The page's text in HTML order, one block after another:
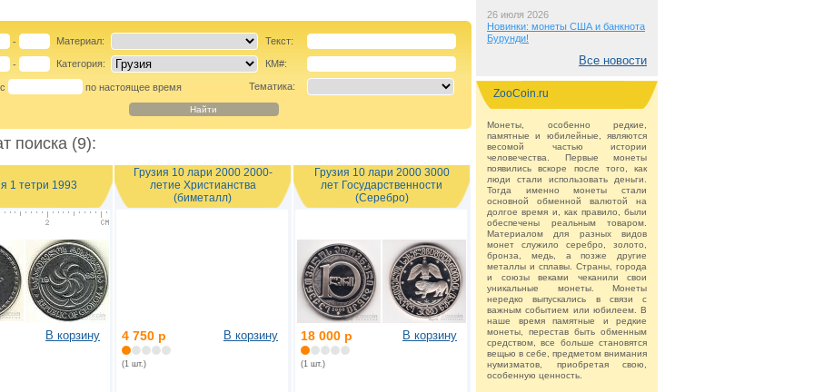
26 июля 2026
Новинки: монеты США и банкнота
Бурунди!
Все новости
ZooCoin.ru
Монеты, особенно редкие,
памятные и юбилейные, являются
весомой частью истории
человечества. Первые монеты
появились вскоре после того, как
люди стали использовать деньги.
Тогда именно монеты стали
основной обменной валютой на
долгое время и, как правило, были
обеспечены реальным товаром.
Материалом для разных видов
монет служило серебро, золото,
бронза, медь, а позже другие
металлы и сплавы. Страны, города
и союзы веками чеканили свои
уникальные монеты. Монеты
нередко выпускались в связи с
важным событием или юбилеем. В
наше время памятные и редкие
монеты, перестав быть обменным
средством, все больше становятся
вещью в себе, предметом внимания
нумизматов, приобретая свою,
особенную ценность.
- Материал: Текст:
- Категория: КМ#:
по настоящее время Тематика:
поиска (9):
1 тетри 1993
В корзину
Грузия 10 лари 2000 2000-
летие Христианства
(биметалл)
4 750 р
(1 шт.)
В корзину
Грузия 10 лари 2000 3000
лет Государственности
(Серебро)
18 000 р
(1 шт.)
В корзину